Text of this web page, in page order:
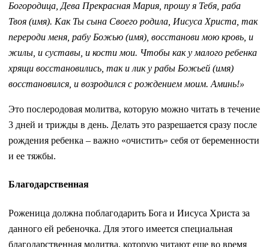
Богородица, Дева Прекрасная Мария, прошу я Тебя, раба
Твоя (имя). Как Ты сына Своего родила, Иисуса Христа, так
перероди меня, рабу Божью (имя), восстанови мою кровь, и
жилы, и суставы, и кости мои. Чтобы как у малого ребенка
хрящи восстановились, так и лик у рабы Божьей (имя)
восстановился, и возродился с рождением моим. Аминь!»
Это послеродовая молитва, которую можно читать в течение
3 дней и трижды в день. Делать это разрешается сразу после
рождения ребенка – важно «очистить» себя от беременности
и ее тяжбы.
Благодарственная
Роженица должна поблагодарить Бога и Иисуса Христа за
данного ей ребеночка. Для этого имеется специальная
благодарственная молитва, которую читают еще во время